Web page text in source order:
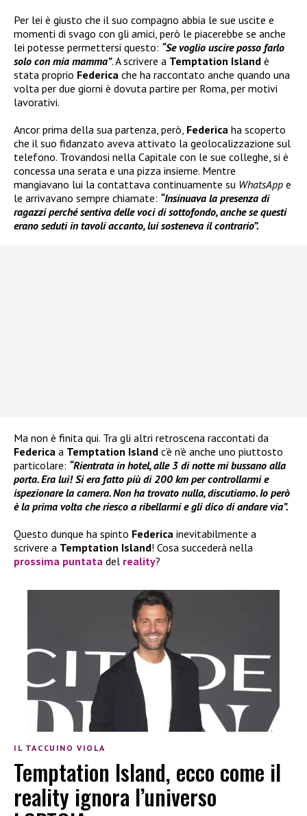
Per lei è giusto che il suo compagno abbia le sue uscite e
momenti di svago con gli amici, però le piacerebbe se anche
lei potesse permettersi questo: “Se voglio uscire posso farlo
solo con mia mamma”. A scrivere a Temptation Island è
stata proprio Federica che ha raccontato anche quando una
volta per due giorni è dovuta partire per Roma, per motivi
lavorativi.
Ancor prima della sua partenza, però, Federica ha scoperto
che il suo fidanzato aveva attivato la geolocalizzazione sul
telefono. Trovandosi nella Capitale con le sue colleghe, si è
concessa una serata e una pizza insieme. Mentre
mangiavano lui la contattava continuamente su WhatsApp e
le arrivavano sempre chiamate: “Insinuava la presenza di
ragazzi perché sentiva delle voci di sottofondo, anche se questi
erano seduti in tavoli accanto, lui sosteneva il contrario”.
Ma non è finita qui. Tra gli altri retroscena raccontati da
Federica a Temptation Island c’è n’è anche uno piuttosto
particolare: “Rientrata in hotel, alle 3 di notte mi bussano alla
porta. Era lui! Si era fatto più di 200 km per controllarmi e
ispezionare la camera. Non ha trovato nulla, discutiamo. Io però
è la prima volta che riesco a ribellarmi e gli dico di andare via”.
Questo dunque ha spinto Federica inevitabilmente a
scrivere a Temptation Island! Cosa succederà nella
prossima puntata del reality?
IL TACCUINO VIOLA
Temptation Island, ecco come il
reality ignora l’universo